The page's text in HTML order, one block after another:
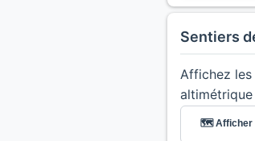
Sentiers
Affichez les
altimétrique
🗺️ Afficher